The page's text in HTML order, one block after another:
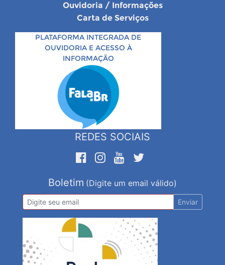
Ouvidoria / Informações
Carta de Serviços
PLATAFORMA INTEGRADA DE
OUVIDORIA E ACESSO À
INFORMAÇÃO
REDES SOCIAIS
Boletim (Digite um email válido)
Enviar